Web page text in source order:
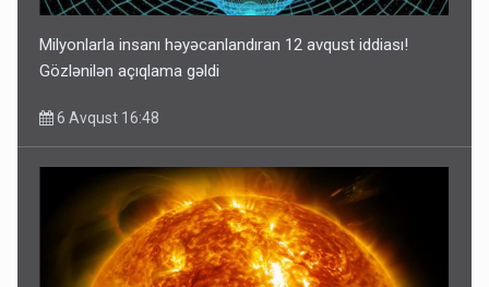
Milyonlarla insanı həyəcanlandıran 12 avqust iddiası!
Gözlənilən açıqlama gəldi
6 Avqust 16:48